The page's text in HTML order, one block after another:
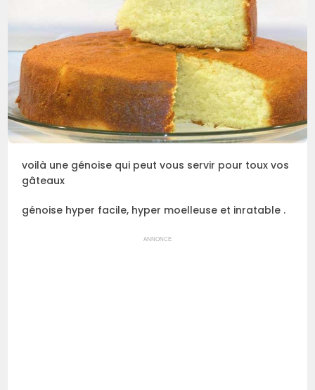
voilà une génoise qui peut vous servir pour toux vos
gâteaux
génoise hyper facile, hyper moelleuse et inratable .
ANNONCE